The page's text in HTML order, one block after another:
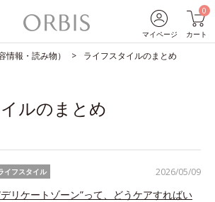
マイページ
0
カート
情報・読み物） ライフスタイルのまとめ
ルのまとめ
2026/05/09
イフスタイル
デリケートゾーン”って、どうケアすればい